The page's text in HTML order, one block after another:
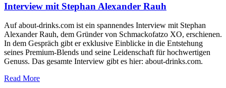
Interview mit Stephan Alexander Rauh
Auf about-drinks.com ist ein spannendes Interview mit Stephan
Alexander Rauh, dem Gründer von Schmackofatzo XO, erschienen.
In dem Gespräch gibt er exklusive Einblicke in die Entstehung
seines Premium-Blends und seine Leidenschaft für hochwertigen
Genuss. Das gesamte Interview gibt es hier: about-drinks.com.
Read More